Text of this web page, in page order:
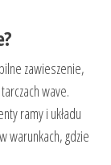
zawieszenie,
wave.
ramy i układu
warunkach, gdzie